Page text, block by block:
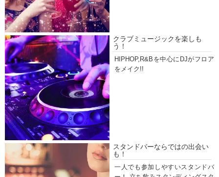
クラブミュージックを楽しも
う！
HIPHOP,R&Bを中心にDJがフロア
をメイク!!
スタンドバーならではの出会い
も！
一人でも参加しやすいスタンドバ